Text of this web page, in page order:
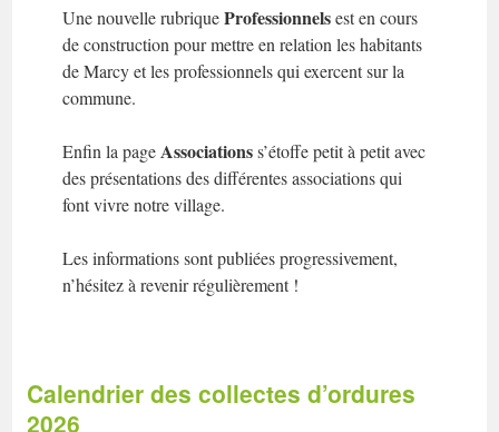
Une nouvelle rubriqueProfessionnelsest en cours
de construction pour mettre en relation les habitants
de Marcy et les professionnels qui exercent sur la
commune.
Enfin la pageAssociationss’étoffe petit à petit avec
des présentations des différentes associations qui
font vivre notre village.
Les informations sont publiées progressivement,
n’hésitez à revenir régulièrement !
Calendrier des collectes d’ordures
2026